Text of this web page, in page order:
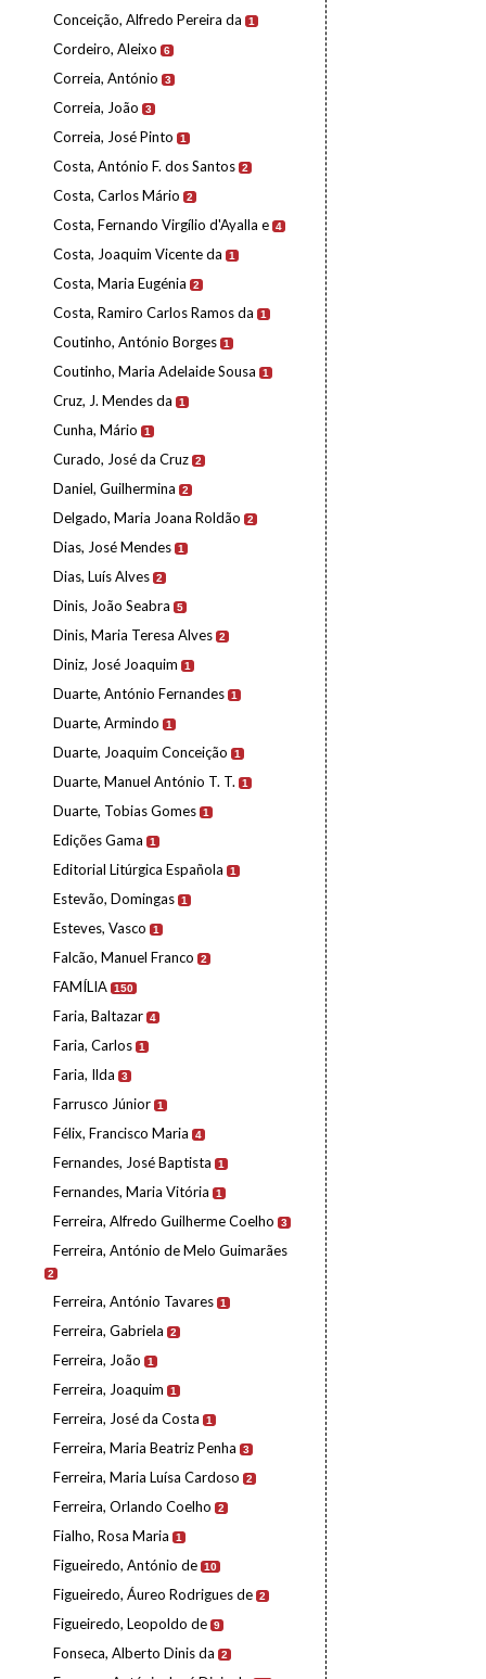
Conceição, Alfredo Pereira da 1
Cordeiro, Aleixo 6
Correia, António 3
Correia, João 3
Correia, José Pinto 1
Costa, António F. dos Santos 2
Costa, Carlos Mário 2
Costa, Fernando Virgílio d'Ayalla e 4
Costa, Joaquim Vicente da 1
Costa, Maria Eugénia 2
Costa, Ramiro Carlos Ramos da 1
Coutinho, António Borges 1
Coutinho, Maria Adelaide Sousa 1
Cruz, J. Mendes da 1
Cunha, Mário 1
Curado, José da Cruz 2
Daniel, Guilhermina 2
Delgado, Maria Joana Roldão 2
Dias, José Mendes 1
Dias, Luís Alves 2
Dinis, João Seabra 5
Dinis, Maria Teresa Alves 2
Diniz, José Joaquim 1
Duarte, António Fernandes 1
Duarte, Armindo 1
Duarte, Joaquim Conceição 1
Duarte, Manuel António T. T. 1
Duarte, Tobias Gomes 1
Edições Gama 1
Editorial Litúrgica Española 1
Estevão, Domingas 1
Esteves, Vasco 1
Falcão, Manuel Franco 2
FAMÍLIA 150
Faria, Baltazar 4
Faria, Carlos 1
Faria, Ilda 3
Farrusco Júnior 1
Félix, Francisco Maria 4
Fernandes, José Baptista 1
Fernandes, Maria Vitória 1
Ferreira, Alfredo Guilherme Coelho 3
Ferreira, António de Melo Guimarães
2
Ferreira, António Tavares 1
Ferreira, Gabriela 2
Ferreira, João 1
Ferreira, Joaquim 1
Ferreira, José da Costa 1
Ferreira, Maria Beatriz Penha 3
Ferreira, Maria Luísa Cardoso 2
Ferreira, Orlando Coelho 2
Fialho, Rosa Maria 1
Figueiredo, António de 10
Figueiredo, Áureo Rodrigues de 2
Figueiredo, Leopoldo de 9
Fonseca, Alberto Dinis da 2